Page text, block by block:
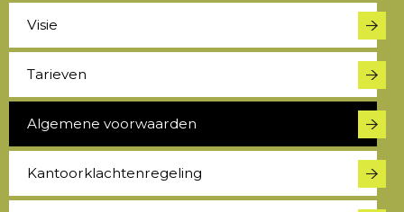
Visie
Tarieven
Algemene voorwaarden
Kantoorklachtenregeling